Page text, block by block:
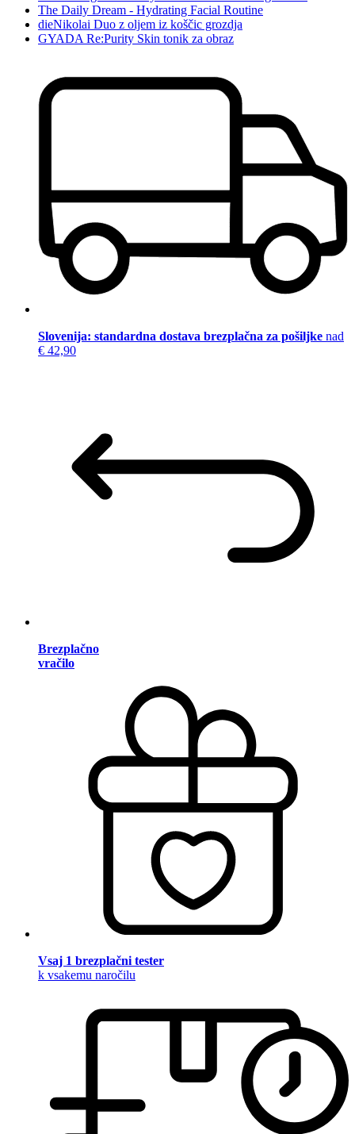
The Daily Dream - Hydrating Facial Routine
dieNikolai Duo z oljem iz koščic grozdja
GYADA Re:Purity Skin tonik za obraz
Slovenija: standardna dostava brezplačna za pošiljke nad
€ 42,90
Brezplačno
vračilo
Vsaj 1 brezplačni tester
k vsakemu naročilu